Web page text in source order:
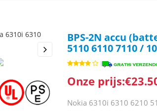
BPS-2N accu
5110 6110 7110 /
Onze
Nokia 6310i 6310 6210